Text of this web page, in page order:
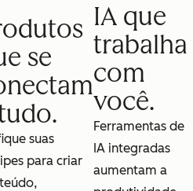
se
suas
para criar
IA que
trabalha
com
você.
Ferramentas de
IA integradas
aumentam a